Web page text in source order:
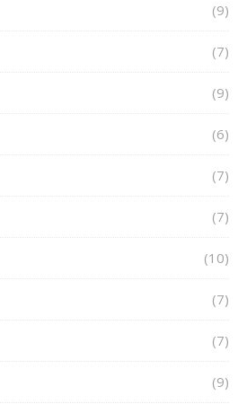
(9)
(7)
(9)
(6)
(7)
(7)
(10)
(7)
(7)
(9)